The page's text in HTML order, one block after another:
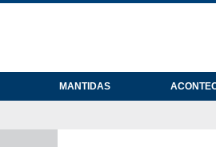
MANTIDAS